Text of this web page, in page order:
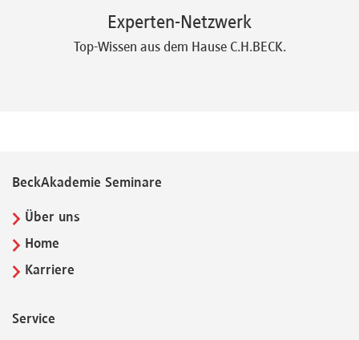
Experten-Netzwerk
Top-Wissen aus dem Hause C.H.BECK.
BeckAkademie Seminare
Über uns
Home
Karriere
Service